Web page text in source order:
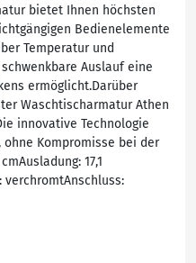
bietet Ihnen höchsten
Bedienelemente
Temperatur und
Auslauf eine
ermöglicht.Darüber
Waschtischarmatur Athen
innovative Technologie
Kompromisse bei der
17,1
verchromtAnschluss: